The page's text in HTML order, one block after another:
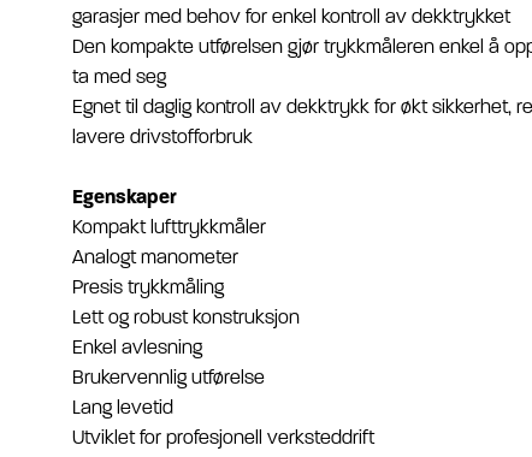
garasjer med behov for enkel kontroll av dekktrykket
Den kompakte utførelsen gjør trykkmåleren enkel å
ta med seg
Egnet til daglig kontroll av dekktrykk for økt sikkerhet,
lavere drivstofforbruk
Egenskaper
Kompakt lufttrykkmåler
Analogt manometer
Presis trykkmåling
Lett og robust konstruksjon
Enkel avlesning
Brukervennlig utførelse
Lang levetid
Utviklet for profesjonell verksteddrift